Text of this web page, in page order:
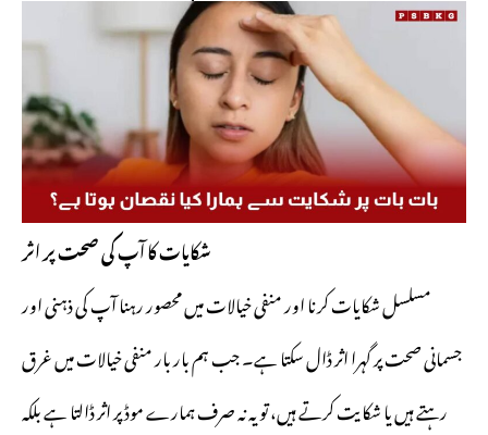
شکایات کا آپ کی صحت پر اثر
مسلسل شکایات کرنا اور منفی خیالات میں محصور رہنا آپ کی ذہنی اور
جسمانی صحت پر گہرا اثر ڈال سکتا ہے۔ جب ہم بار بار منفی خیالات میں غرق
رہتے ہیں یا شکایت کرتے ہیں، تو یہ نہ صرف ہمارے موڈ پر اثر ڈالتا ہے بلکہ